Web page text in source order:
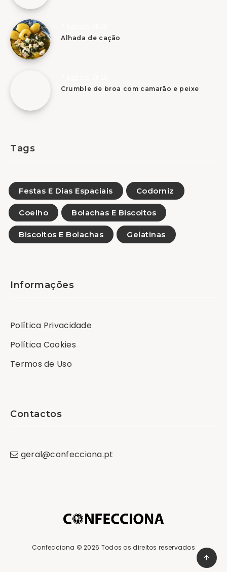
Alhada de cação
Crumble de broa com camarão e peixe
Tags
Festas E Dias Espaciais Codorniz
Coelho Bolachas E Biscoitos
Biscoitos E Bolachas Gelatinas
Informações
Política Privacidade
Política Cookies
Termos de Uso
Contactos
geral@confecciona.pt
Confecciona © 2026 Todos os direitos reservados